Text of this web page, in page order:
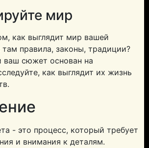
мир
как выглядит мир вашей
правила, законы, традиции?
ваш сюжет основан на
как выглядит их жизнь
- это процесс, который требует
и внимания к деталям.